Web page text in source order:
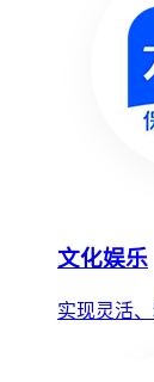
文化娱乐
实现灵活